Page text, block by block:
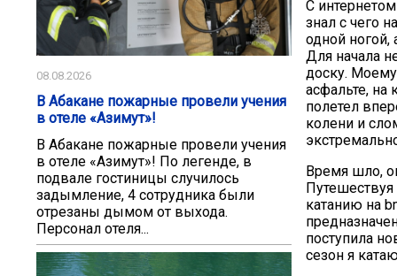
08.08.2026
В Абакане пожарные провели учения
в отеле «Азимут»!
В Абакане пожарные провели учения
в отеле «Азимут»! По легенде, в
подвале гостиницы случилось
задымление, 4 сотрудника были
отрезаны дымом от выхода.
Персонал отеля...
С
знал с чего
одной ногой,
Для начала
доску.
асфальте, на
полетел
колени и
Время шло,
катанию на
поступила
сезон я